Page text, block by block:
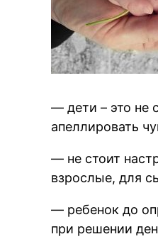
— дети – это не
апеллировать
— не стоит
взрослые, для
— ребенок до
при решении